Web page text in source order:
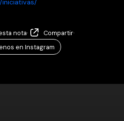
nota· Compartir·
en Instagram